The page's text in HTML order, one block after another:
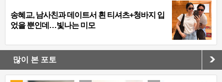
송혜교, 남사친과 데이트서 흰 티셔츠+청바지 입
었을 뿐인데…빛나는 미모
많이 본 포토